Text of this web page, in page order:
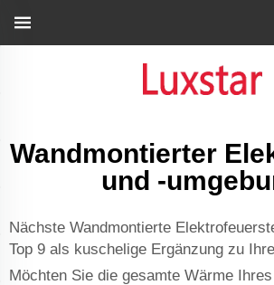
Wandmontierter
und -
Nächste Wandmontierte
Top 9 als kuschelige Ergänzung zu
Möchten Sie die gesamte Wärme